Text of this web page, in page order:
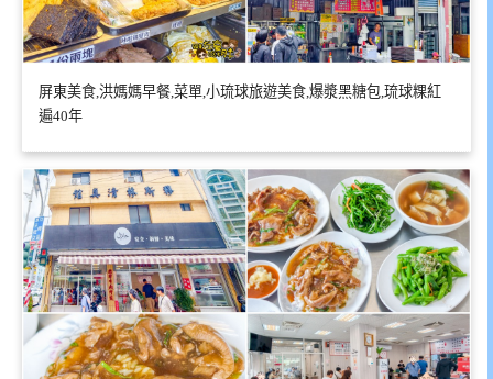
屏東美食,洪媽媽早餐,菜單,小琉球旅遊美食,爆漿黑糖包,琉球粿紅
遍40年